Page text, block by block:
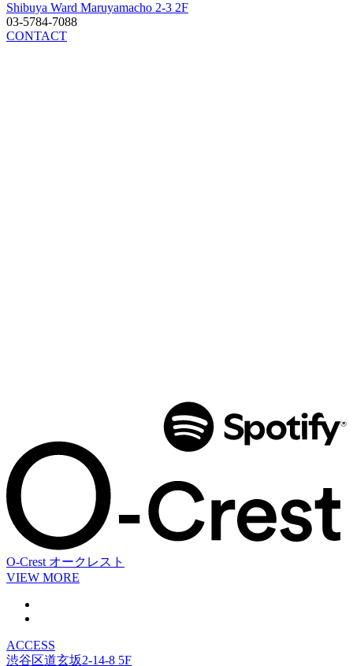
Shibuya Ward Maruyamacho 2-3 2F
03-5784-7088
CONTACT
O-Crest オークレスト
VIEW MORE
ACCESS
渋谷区道玄坂2-14-8 5F